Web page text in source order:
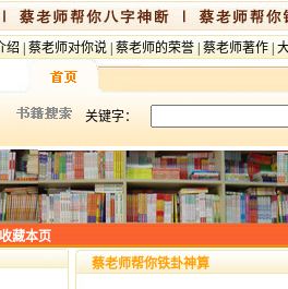
绍 蔡老师对你说 蔡老师的荣誉 蔡老师著作
关键字：
收藏本页
蔡老师帮你铁卦神算